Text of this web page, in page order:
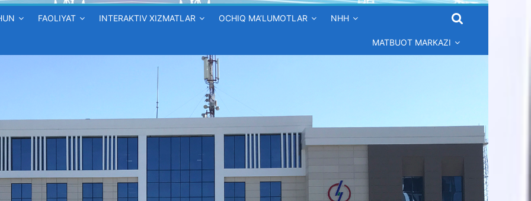
FAOLIYAT INTERAKTIV XIZMATLAR OCHIQ MA’LUMOTLAR NHH
MATBUOT MARKAZI